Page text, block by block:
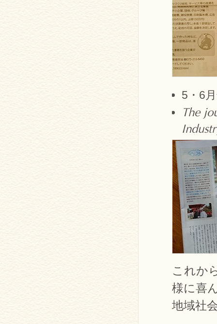
5・6
The
これか
様に喜
地域社